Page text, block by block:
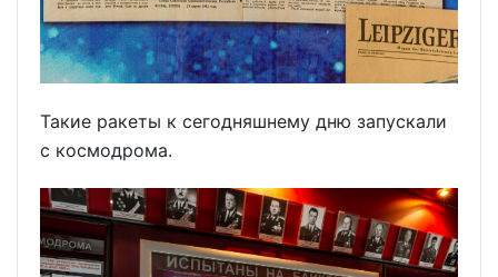
Такие ракеты к сегодняшнему дню запускали
с космодрома.